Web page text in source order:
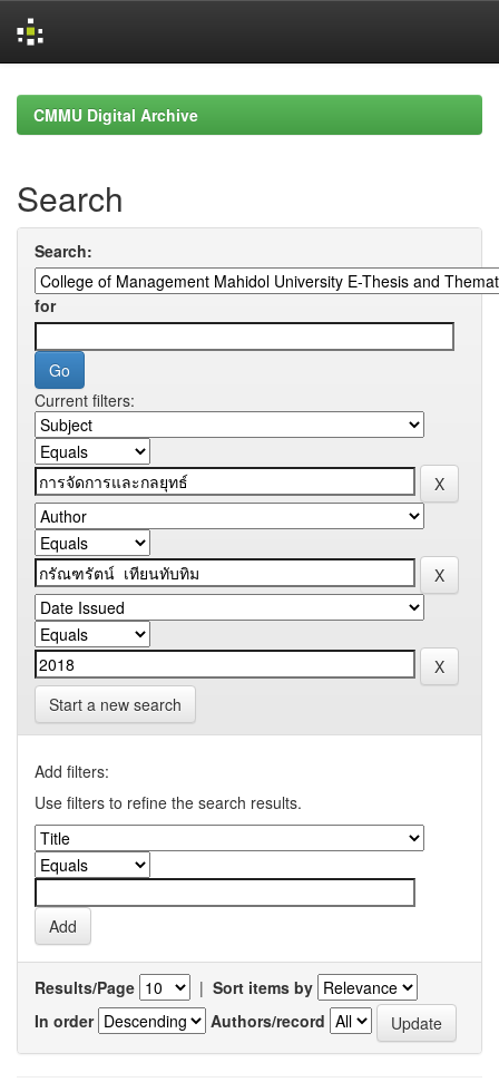
navigationCMMU Digital Archive
Search
Search:
for
Current filters:
Start a new search
Add filters:
Use filters to refine the search results.
Results/Page | Sort items by
In order
Authors/record